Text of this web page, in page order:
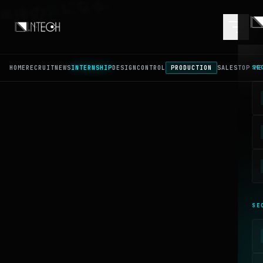
後のFORTRESS
HOMERECRUITNEWSINTERNSHIPDESIGNCONTROL PRODUCTION SALESTOP